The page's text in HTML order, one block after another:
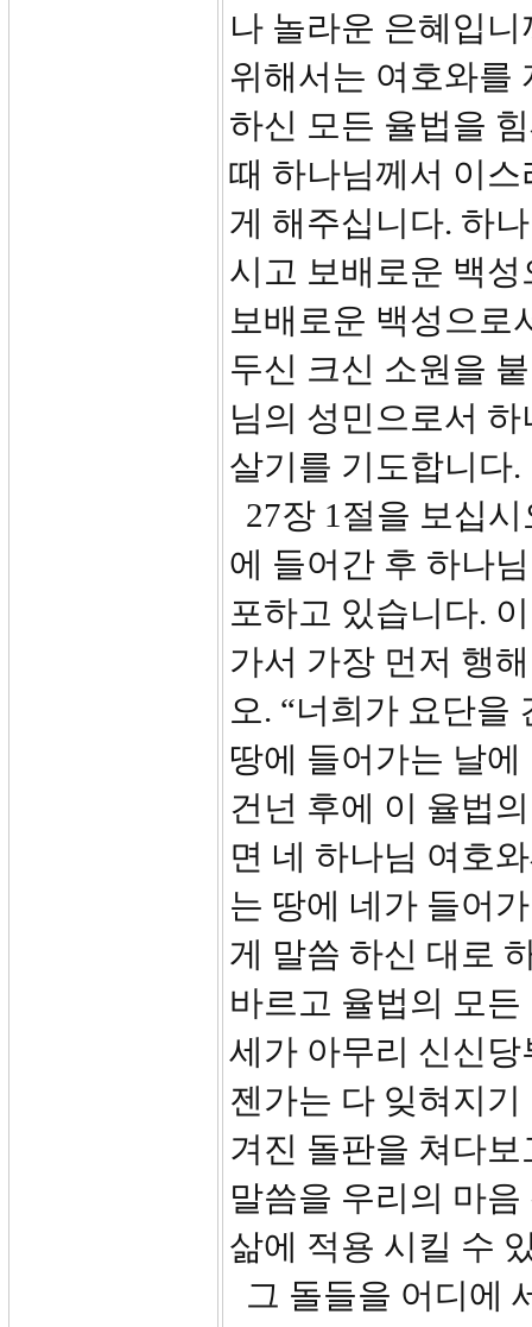
나 놀라운 은혜입
위해서는 여호와를
하신 모든 율법을
때 하나님께서 이
게 해주십니다. 하
시고 보배로운 백
보배로운 백성으로
두신 크신 소원을
님의 성민으로서
살기를 기도합니다.
27장 1절을 보십
에 들어간 후 하나
포하고 있습니다.
가서 가장 먼저 행
오. “너희가 요단을
땅에 들어가는 날
건넌 후에 이 율법
면 네 하나님 여호
는 땅에 네가 들어
게 말씀 하신 대로
바르고 율법의 모
세가 아무리 신신
젠가는 다 잊혀지
겨진 돌판을 쳐다
말씀을 우리의 마
삶에 적용 시킬 수
그 돌들을 어디에